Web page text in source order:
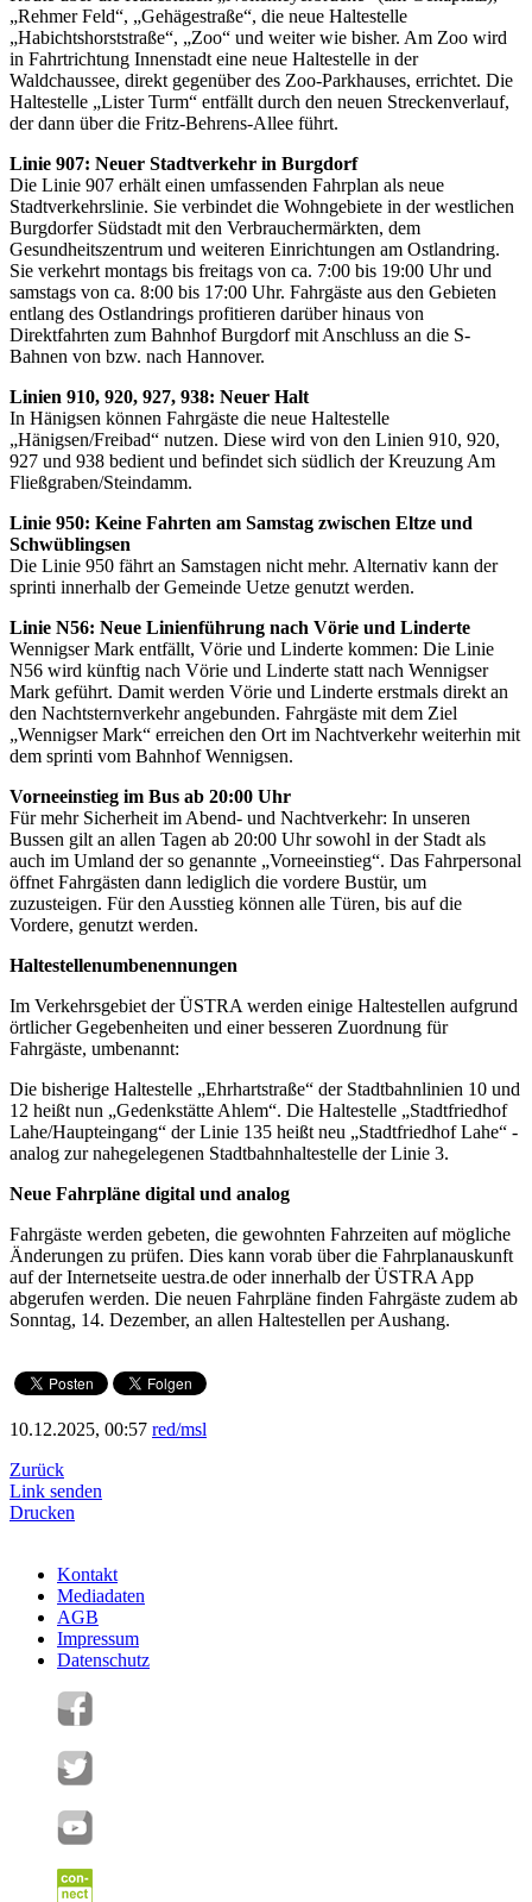
„Rehmer Feld“, „Gehägestraße“, die neue Haltestelle
„Habichtshorststraße“, „Zoo“ und weiter wie bisher. Am Zoo wird
in Fahrtrichtung Innenstadt eine neue Haltestelle in der
Waldchaussee, direkt gegenüber des Zoo-Parkhauses, errichtet. Die
Haltestelle „Lister Turm“ entfällt durch den neuen Streckenverlauf,
der dann über die Fritz-Behrens-Allee führt.
Linie 907: Neuer Stadtverkehr in Burgdorf
Die Linie 907 erhält einen umfassenden Fahrplan als neue
Stadtverkehrslinie. Sie verbindet die Wohngebiete in der westlichen
Burgdorfer Südstadt mit den Verbrauchermärkten, dem
Gesundheitszentrum und weiteren Einrichtungen am Ostlandring.
Sie verkehrt montags bis freitags von ca. 7:00 bis 19:00 Uhr und
samstags von ca. 8:00 bis 17:00 Uhr. Fahrgäste aus den Gebieten
entlang des Ostlandrings profitieren darüber hinaus von
Direktfahrten zum Bahnhof Burgdorf mit Anschluss an die S-
Bahnen von bzw. nach Hannover.
Linien 910, 920, 927, 938: Neuer Halt
In Hänigsen können Fahrgäste die neue Haltestelle
„Hänigsen/Freibad“ nutzen. Diese wird von den Linien 910, 920,
927 und 938 bedient und befindet sich südlich der Kreuzung Am
Fließgraben/Steindamm.
Linie 950: Keine Fahrten am Samstag zwischen Eltze und
Schwüblingsen
Die Linie 950 fährt an Samstagen nicht mehr. Alternativ kann der
sprinti innerhalb der Gemeinde Uetze genutzt werden.
Linie N56: Neue Linienführung nach Vörie und Linderte
Wennigser Mark entfällt, Vörie und Linderte kommen: Die Linie
N56 wird künftig nach Vörie und Linderte statt nach Wennigser
Mark geführt. Damit werden Vörie und Linderte erstmals direkt an
den Nachtsternverkehr angebunden. Fahrgäste mit dem Ziel
„Wennigser Mark“ erreichen den Ort im Nachtverkehr weiterhin mit
dem sprinti vom Bahnhof Wennigsen.
Vorneeinstieg im Bus ab 20:00 Uhr
Für mehr Sicherheit im Abend- und Nachtverkehr: In unseren
Bussen gilt an allen Tagen ab 20:00 Uhr sowohl in der Stadt als
auch im Umland der so genannte „Vorneeinstieg“. Das Fahrpersonal
öffnet Fahrgästen dann lediglich die vordere Bustür, um
zuzusteigen. Für den Ausstieg können alle Türen, bis auf die
Vordere, genutzt werden.
Haltestellenumbenennungen
Im Verkehrsgebiet der ÜSTRA werden einige Haltestellen aufgrund
örtlicher Gegebenheiten und einer besseren Zuordnung für
Fahrgäste, umbenannt:
Die bisherige Haltestelle „Ehrhartstraße“ der Stadtbahnlinien 10 und
12 heißt nun „Gedenkstätte Ahlem“. Die Haltestelle „Stadtfriedhof
Lahe/Haupteingang“ der Linie 135 heißt neu „Stadtfriedhof Lahe“ -
analog zur nahegelegenen Stadtbahnhaltestelle der Linie 3.
Neue Fahrpläne digital und analog
Fahrgäste werden gebeten, die gewohnten Fahrzeiten auf mögliche
Änderungen zu prüfen. Dies kann vorab über die Fahrplanauskunft
auf der Internetseite uestra.de oder innerhalb der ÜSTRA App
abgerufen werden. Die neuen Fahrpläne finden Fahrgäste zudem ab
Sonntag, 14. Dezember, an allen Haltestellen per Aushang.
10.12.2025, 00:57 red/msl
Zurück
Link senden
Drucken
Kontakt
Mediadaten
AGB
Impressum
Datenschutz